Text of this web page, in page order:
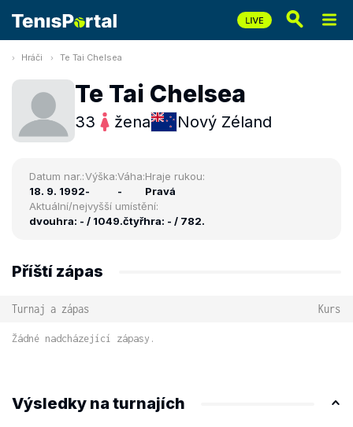
Hráči Te Tai Chelsea
Te Tai Chelsea
33 žena Nový Zéland
Datum nar.:
18. 9. 1992
Výška:
-
Váha:
-
Hraje rukou:
Pravá
Aktuální/nejvyšší umístění:
dvouhra: - / 1049.čtyřhra: - / 782.
Příští zápas
Turnaj a zápas Kurs
Žádné nadcházející zápasy.
Výsledky na turnajích